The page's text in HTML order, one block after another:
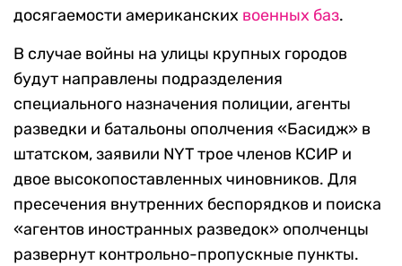
досягаемости американских военных баз.
В случае войны на улицы крупных городов
будут направлены подразделения
специального назначения полиции, агенты
разведки и батальоны ополчения «Басидж» в
штатском, заявили NYT трое членов КСИР и
двое высокопоставленных чиновников. Для
пресечения внутренних беспорядков и поиска
«агентов иностранных разведок» ополченцы
развернут контрольно-пропускные пункты.